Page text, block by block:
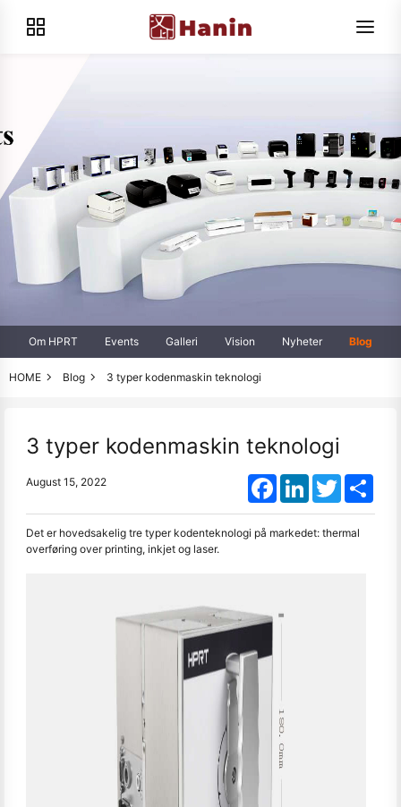
Om HPRT Events Galleri Vision Nyheter Blog
HOME Blog 3 typer kodenmaskin teknologi
3 typer kodenmaskin teknologi
August 15, 2022 FacebookLinkedInTwitter
Det er hovedsakelig tre typer kodenteknologi på markedet: thermal
overføring over printing, inkjet og laser.